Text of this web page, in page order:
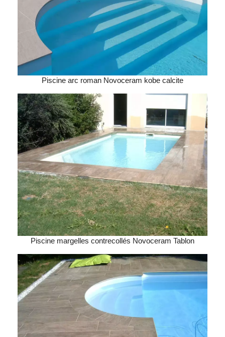
Piscine arc roman Novoceram kobe calcite
Piscine margelles contrecollés Novoceram Tablon